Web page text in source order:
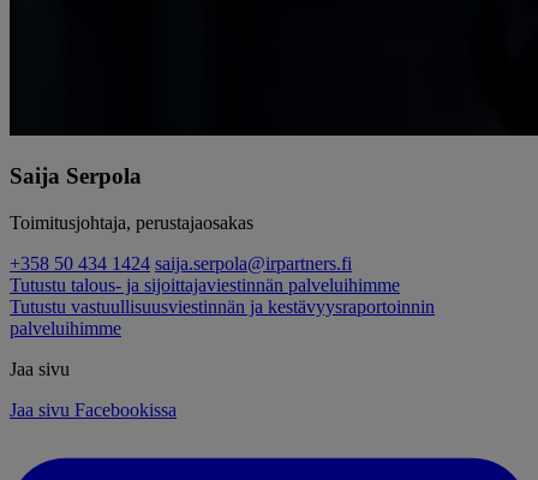
Saija Serpola
Toimitusjohtaja, perustajaosakas
+358 50 434 1424 saija.serpola@irpartners.fi
Tutustu talous- ja sijoittajaviestinnän palveluihimme
Tutustu vastuullisuusviestinnän ja kestävyysraportoinnin
palveluihimme
Jaa sivu
Jaa sivu Facebookissa